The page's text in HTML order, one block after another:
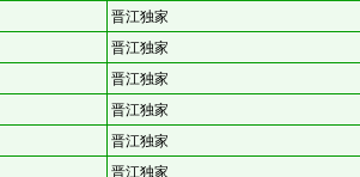
晋江独家
晋江独家
晋江独家
晋江独家
晋江独家
晋江独家